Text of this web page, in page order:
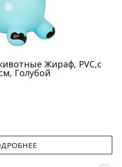
Жираф, PVC,с
Голубой